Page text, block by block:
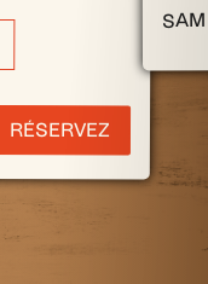
RÉSERVEZ